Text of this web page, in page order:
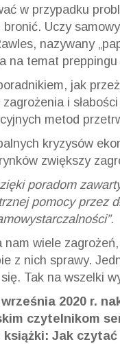
w przypadku
Uczy
nazywany
na temat
jak
i
metod
kryzysów
zwiększy
poradom
pomocy przez
nam wiele
z nich sprawy.
Tak na wszelki
2020 r.
czytelnikom
Jak